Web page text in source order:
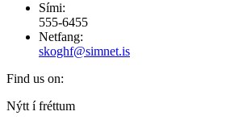
Sími:
555-6455
Netfang:
skoghf@simnet.is
Find us on:
Facebook
Nýtt í fréttum